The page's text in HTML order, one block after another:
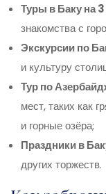
Туры в Баку на
знакомства с
Экскурсии по
и культуру
Тур по
мест, таких как
и горные озёра;
Праздники в
других торжеств.